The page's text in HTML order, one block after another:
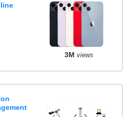
3M views